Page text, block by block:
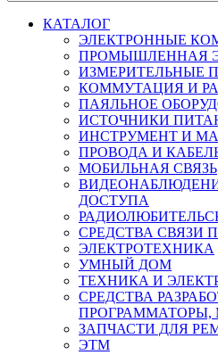
КАТАЛОГ
ЭЛЕКТРОННЫЕ
ПРОМЫШЛЕННАЯ
ИЗМЕРИТЕЛЬНЫЕ
КОММУТАЦИЯ И
ПАЯЛЬНОЕ
ИСТОЧНИКИ
ИНСТРУМЕНТ И
ПРОВОДА И
МОБИЛЬНАЯ СВЯЗЬ
ДОСТУПА
СРЕДСТВА СВЯЗИ
ЭЛЕКТРОТЕХНИКА
УМНЫЙ ДОМ
ТЕХНИКА И
СРЕДСТВА
ПРОГРАММАТОРЫ,
ЗАПЧАСТИ ДЛЯ
ЭТМ